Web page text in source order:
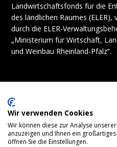
Landwirtschaftsfonds für die
des ländlichen Raumes (ELER),
durch die ELER-
„Ministerium für Wirtschaft,
und Weinbau Rheinland-Pfalz“.
Wir verwenden Cookies
Wir können diese zur Analyse
anzuzeigen und Ihnen ein
öffnen Sie die Einstellungen.